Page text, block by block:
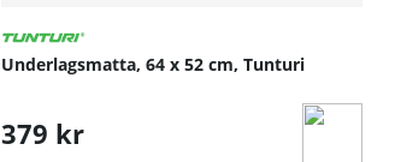
Underlagsmatta, 64 x 52 cm, Tunturi
379 kr